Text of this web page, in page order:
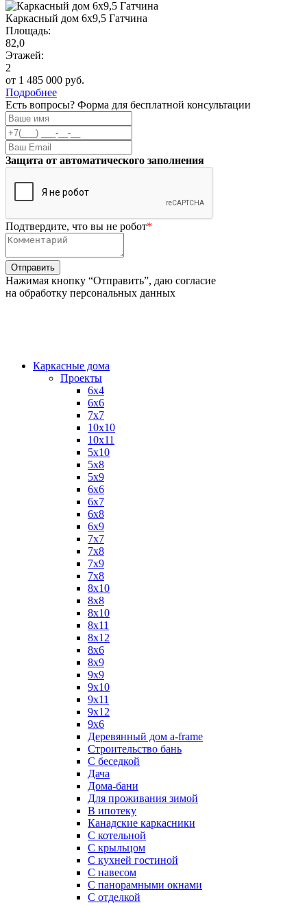
Каркасный дом 6х9,5 Гатчина
Площадь:
82,0
Этажей:
2
от 1 485 000 руб.
Подробнее
Есть вопросы? Форма для бесплатной консультации
Защита от автоматического заполнения
Подтвердите, что вы не робот*
Нажимая кнопку “Отправить”, даю согласие
на обработку персональных данных
Каркасные дома
Проекты
6х4
6х6
7х7
10х10
10х11
5х10
5х8
5х9
6x6
6x7
6x8
6x9
7x7
7x8
7x9
7х8
8x10
8x8
8х10
8х11
8х12
8х6
8х9
9x9
9х10
9х11
9х12
9х6
Деревянный дом a-frame
Строительство бань
С беседкой
Дача
Дома-бани
Для проживания зимой
В ипотеку
Канадские каркасники
С котельной
С крыльцом
С кухней гостиной
С навесом
С панорамными окнами
С отделкой